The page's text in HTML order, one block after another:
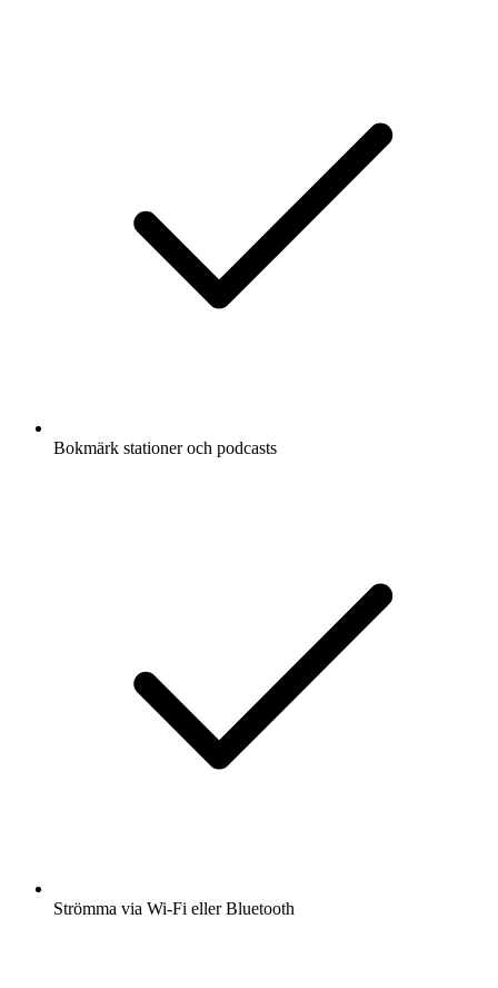
Bokmärk stationer och podcasts
Strömma via Wi-Fi eller Bluetooth